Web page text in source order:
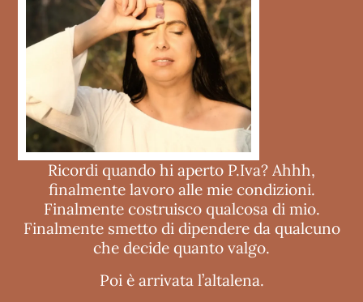
Ricordi quando hi aperto P.Iva? Ahhh,
finalmente lavoro alle mie condizioni.
Finalmente costruisco qualcosa di mio.
Finalmente smetto di dipendere da qualcuno
che decide quanto valgo.
Poi è arrivata l’altalena.